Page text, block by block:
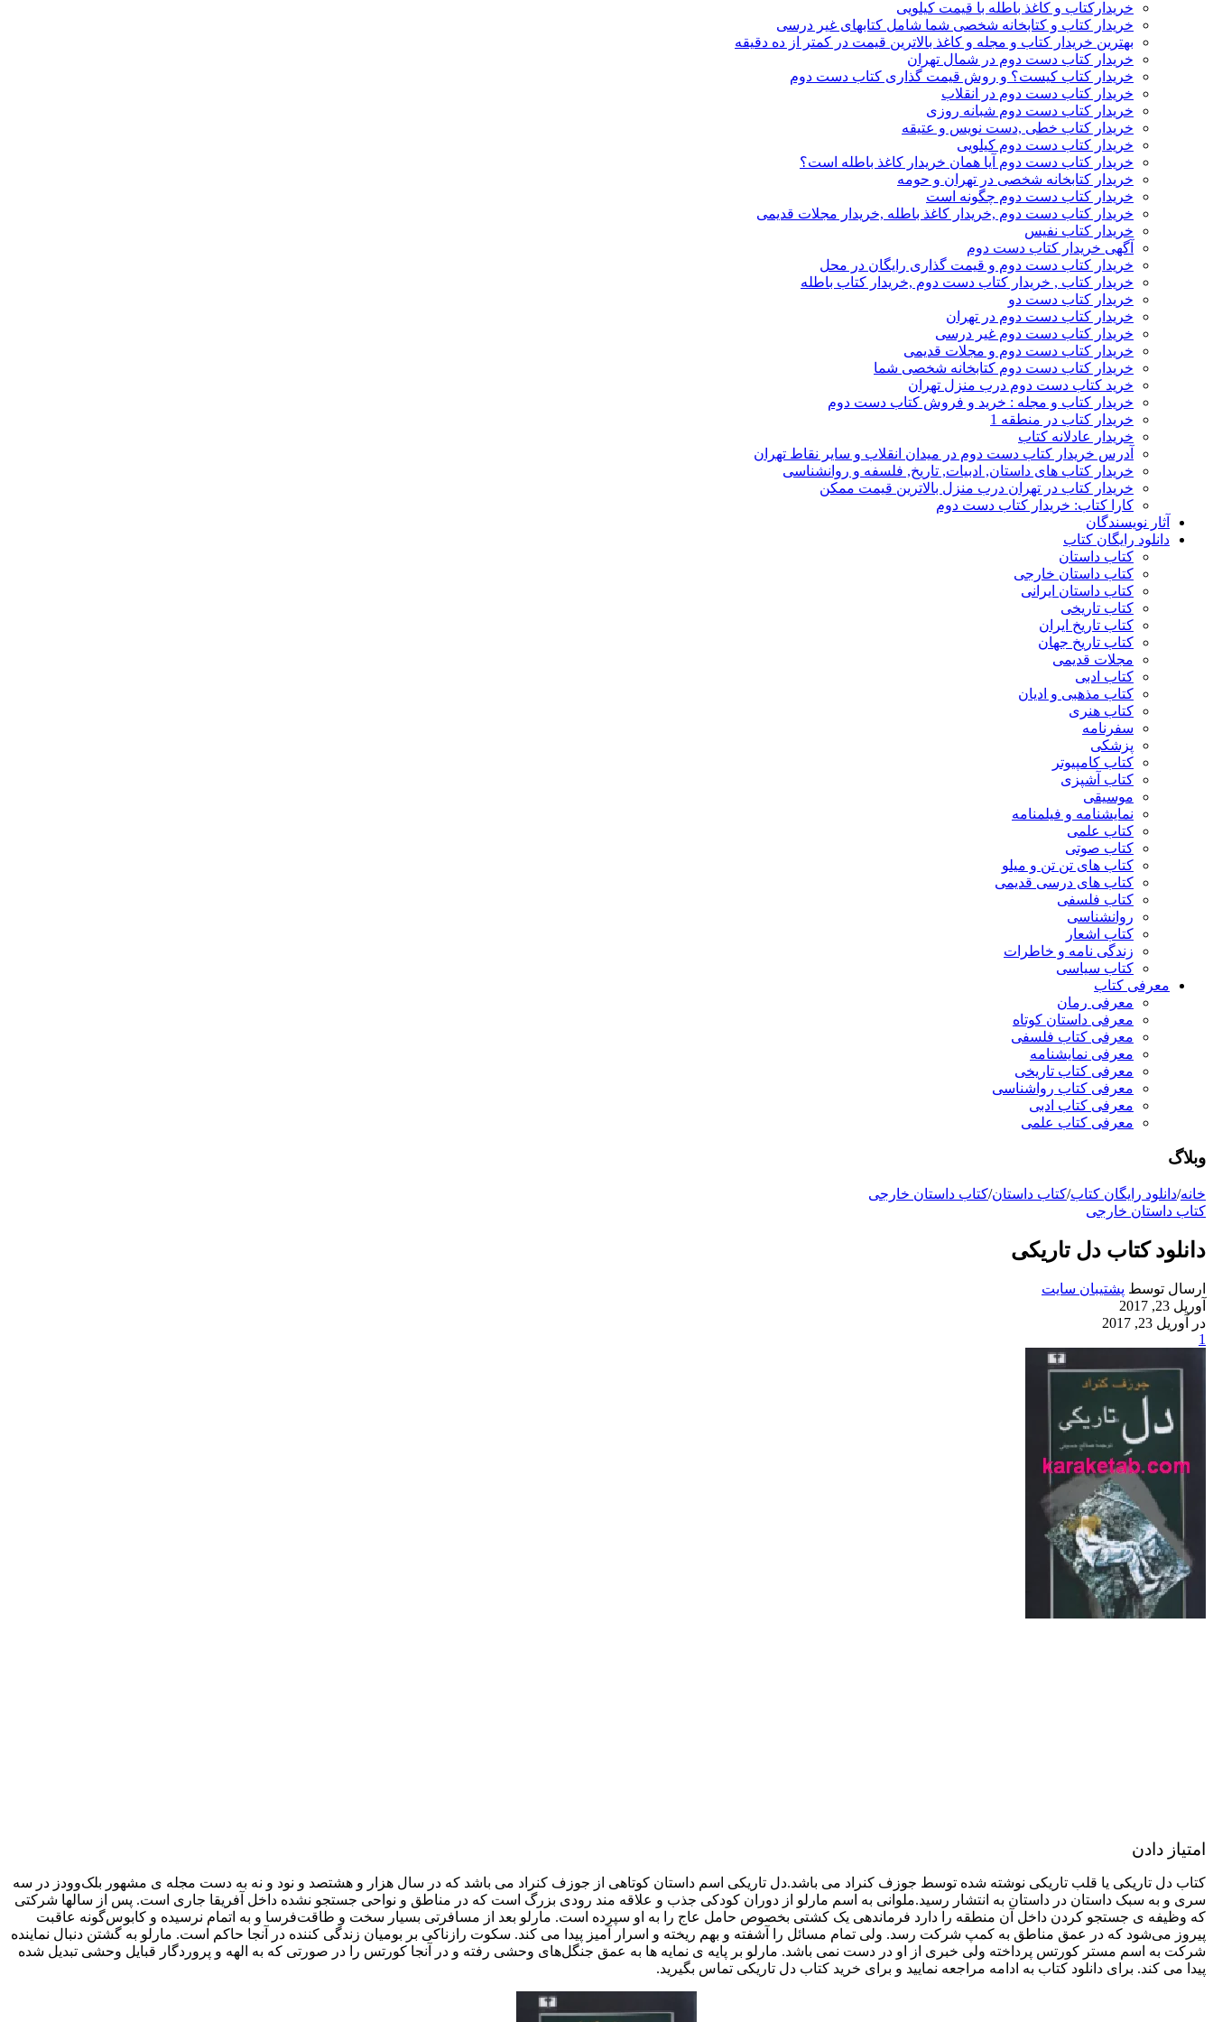
خریدارکتاب و کاغذ باطله با قیمت کیلویی
خریدار کتاب و کتابخانه شخصی شما شامل کتابهای غیر درسی
بهترین خریدار کتاب و مجله و کاغذ بالاترین قیمت در کمتر از ده دقیقه
خریدار کتاب دست دوم در شمال تهران
خریدار کتاب کیست؟ و روش قیمت گذاری کتاب دست دوم
خریدار کتاب دست دوم در انقلاب
خریدار کتاب دست دوم شبانه روزی
خریدار کتاب خطی ,دست نویس و عتیقه
خریدار کتاب دست دوم کیلویی
خریدار کتاب دست دوم آیا همان خریدار کاغذ باطله است؟
خریدار کتابخانه شخصی در تهران و حومه
خریدار کتاب دست دوم چگونه است
خریدار کتاب دست دوم ,خریدار کاغذ باطله ,خریدار مجلات قدیمی
خریدار کتاب نفیس
آگهی خریدار کتاب دست دوم
خریدار کتاب دست دوم و قیمت گذاری رایگان در محل
خریدار کتاب , خریدار کتاب دست دوم ,خریدار کتاب باطله
خریدار کتاب دست دو
خریدار کتاب دست دوم در تهران
خریدار کتاب دست دوم غیر درسی
خریدار کتاب دست دوم و مجلات قدیمی
خریدار کتاب دست دوم کتابخانه شخصی شما
خرید کتاب دست دوم درب منزل تهران
خریدار کتاب و مجله : خرید و فروش کتاب دست دوم
خریدار کتاب در منطقه 1
خریدار عادلانه کتاب
آدرس خریدار کتاب دست دوم در میدان انقلاب و سایر نقاط تهران
خریدار کتاب های داستان, ادبیات, تاریخ, فلسفه و روانشناسی
خریدار کتاب در تهران درب منزل بالاترین قیمت ممکن
کارا کتاب: خریدار کتاب دست دوم
آثار نویسندگان
دانلود رایگان کتاب
کتاب داستان
کتاب داستان خارجی
کتاب داستان ایرانی
کتاب تاریخی
کتاب تاریخ ایران
کتاب تاریخ جهان
مجلات قدیمی
کتاب ادبی
کتاب مذهبی و ادیان
کتاب هنری
سفرنامه
پزشکی
کتاب کامپیوتر
کتاب آشپزی
موسیقی
نمایشنامه و فیلمنامه
کتاب علمی
کتاب صوتی
کتاب های تن تن و میلو
کتاب های درسی قدیمی
کتاب فلسفی
روانشناسی
کتاب اشعار
زندگی نامه و خاطرات
کتاب سیاسی
معرفی کتاب
معرفی رمان
معرفی داستان کوتاه
معرفی کتاب فلسفی
معرفی نمایشنامه
معرفی کتاب تاریخی
معرفی کتاب رواشناسی
معرفی کتاب ادبی
معرفی کتاب علمی
وبلاگ
خانه/دانلود رایگان کتاب/کتاب داستان/کتاب داستان خارجی
کتاب داستان خارجی
دانلود کتاب دل تاریکی
ارسال توسط پشتیبان سایت
آوریل 23, 2017
در آوریل 23, 2017
1
امتیاز دادن
کتاب دل تاریکی یا قلب تاریکی نوشته شده توسط جوزف کنراد می باشد.دل تاریکی اسم داستان کوتاهی از جوزف کنراد می باشد که در سال هزار و هشتصد و نود و نه به دست مجله ی مشهور بلک‌وودز در سه
سری و به سبک داستان در داستان به انتشار رسید.ملوانی به اسم مارلو از دوران کودکی جذب و علاقه مند رودی بزرگ است که در مناطق و نواحی جستجو نشده داخل آفریقا جاری است. پس از سالها شرکتی
که وظیفه ی جستجو کردن داخل آن منطقه را دارد فرماندهی یک کشتی بخصوص حامل عاج را به او سپرده است. مارلو بعد از مسافرتی بسیار سخت و طاقت‌فرسا و به اتمام نرسیده و کابوس‌گونه عاقبت
پیروز می‌شود که در عمق مناطق به کمپ شرکت رسد. ولی تمام مسائل را آشفته و بهم ریخته و اسرار آمیز پیدا می کند. سکوت رازناکی بر بومیان زندگی کننده در آنجا حاکم است. مارلو به گشتن دنبال نماینده
شرکت به اسم مستر کورتس پرداخته ولی خبری از او در دست نمی باشد. مارلو بر پایه ی نمایه ها به عمق جنگل‌های وحشی رفته و در آنجا کورتس را در صورتی که به الهه و پروردگار قبایل وحشی تبدیل شده
پیدا می کند. برای دانلود کتاب به ادامه مراجعه نمایید و برای خرید کتاب دل تاریکی تماس بگیرید.